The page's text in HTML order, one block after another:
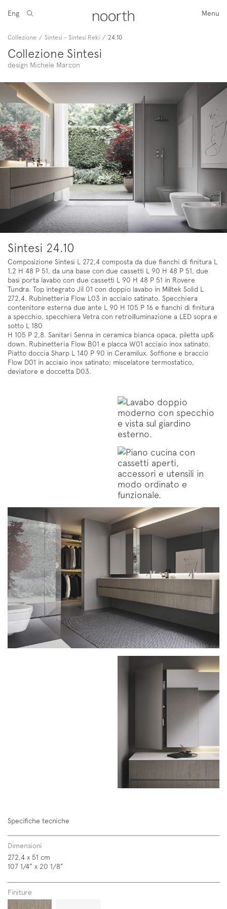
Menu
Eng
Collezione / Sintesi - Sintesi Reki / 24.10
Collezione Sintesi
design Michele Marcon
Sintesi 24.10
Composizione Sintesi L 272,4 composta da due fianchi di finitura L
1,2 H 48 P 51, da una base con due cassetti L 90 H 48 P 51, due
basi porta lavabo con due cassetti L 90 H 48 P 51 in Rovere
Tundra. Top integrato Jil 01 con doppio lavabo in Milltek Solid L
272,4. Rubinetteria Flow L03 in acciaio satinato. Specchiera
contenitore esterna due ante L 90 H 105 P 16 e fianchi di finitura
a specchio, specchiera Vetra con retroilluminazione a LED sopra e
sotto L 180
H 105 P 2,8. Sanitari Senna in ceramica bianca opaca, piletta up&
down. Rubinetteria Flow B01 e placca W01 acciaio inox satinato.
Piatto doccia Sharp L 140 P 90 in Ceramilux. Soffione e braccio
Flow D01 in acciaio inox satinato; miscelatore termostatico,
deviatore e doccetta D03.
Specifiche tecniche
Dimensioni
272,4 x 51 cm
107 1/4” x 20 1/8”
Finiture